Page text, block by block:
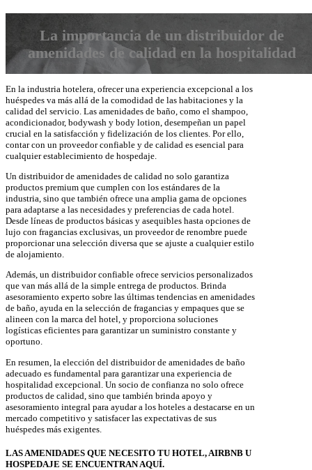
La importancia de un distribuidor de
amenidades de calidad en la hospitalidad
En la industria hotelera, ofrecer una experiencia excepcional a los
huéspedes va más allá de la comodidad de las habitaciones y la
calidad del servicio. Las amenidades de baño, como el shampoo,
acondicionador, bodywash y body lotion, desempeñan un papel
crucial en la satisfacción y fidelización de los clientes. Por ello,
contar con un proveedor confiable y de calidad es esencial para
cualquier establecimiento de hospedaje.
Un distribuidor de amenidades de calidad no solo garantiza
productos premium que cumplen con los estándares de la
industria, sino que también ofrece una amplia gama de opciones
para adaptarse a las necesidades y preferencias de cada hotel.
Desde líneas de productos básicas y asequibles hasta opciones de
lujo con fragancias exclusivas, un proveedor de renombre puede
proporcionar una selección diversa que se ajuste a cualquier estilo
de alojamiento.
Además, un distribuidor confiable ofrece servicios personalizados
que van más allá de la simple entrega de productos. Brinda
asesoramiento experto sobre las últimas tendencias en amenidades
de baño, ayuda en la selección de fragancias y empaques que se
alineen con la marca del hotel, y proporciona soluciones
logísticas eficientes para garantizar un suministro constante y
oportuno.
En resumen, la elección del distribuidor de amenidades de baño
adecuado es fundamental para garantizar una experiencia de
hospitalidad excepcional. Un socio de confianza no solo ofrece
productos de calidad, sino que también brinda apoyo y
asesoramiento integral para ayudar a los hoteles a destacarse en un
mercado competitivo y satisfacer las expectativas de sus
huéspedes más exigentes.
LAS AMENIDADES QUE NECESITO TU HOTEL, AIRBNB U
HOSPEDAJE SE ENCUENTRAN AQUÍ.